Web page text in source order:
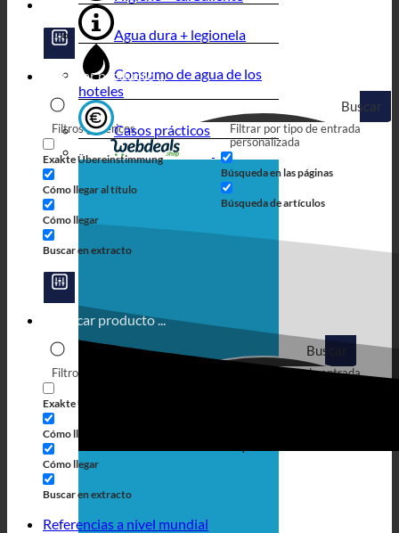
Buscar
en
Filtros genéricos
Exakte Übereinstimmung
Cómo llegar al título
Cómo llegar
Buscar en extracto
Filtrar por tipo de entrada
personalizada
Búsqueda en las páginas
Búsqueda de artículos
Buscar
Filtros genéricos
Exakte Übereinstimmung
Cómo llegar al título
Cómo llegar
Buscar en extracto
Filtrar por tipo de entrada
Referencias a nivel mundial
Agua dura + legionela
Consumo de agua de los
hoteles
Casos prácticos